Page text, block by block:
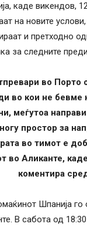
каде викендов,
на новите
и претходно
за следните
во
во кои не
меѓутоа
простор за
во тимот е
во Аликанте,
коментира
Шпанија
В сабота од